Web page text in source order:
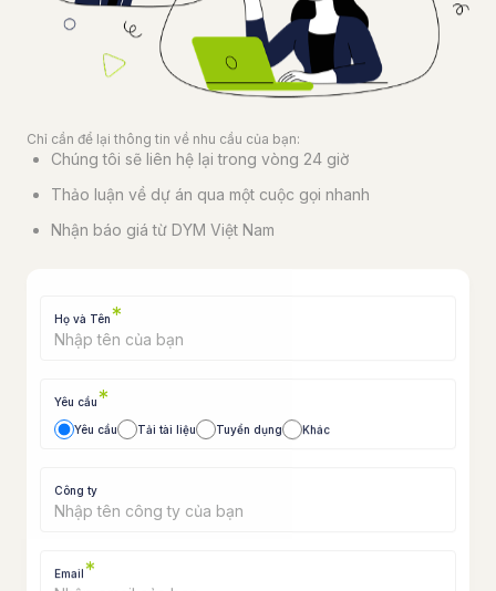
Chỉ cần để lại thông tin về nhu cầu của bạn:
Chúng tôi sẽ liên hệ lại trong vòng 24 giờ
Thảo luận về dự án qua một cuộc gọi nhanh
Nhận báo giá từ DYM Việt Nam
Họ và Tên*
Yêu cầu*
Yêu cầu Tải tài liệu Tuyển dụng Khác
Công ty
Email*